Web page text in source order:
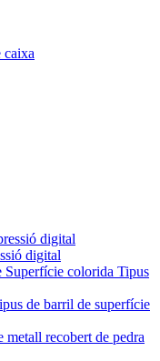
caixa
digital
de barril de superfície